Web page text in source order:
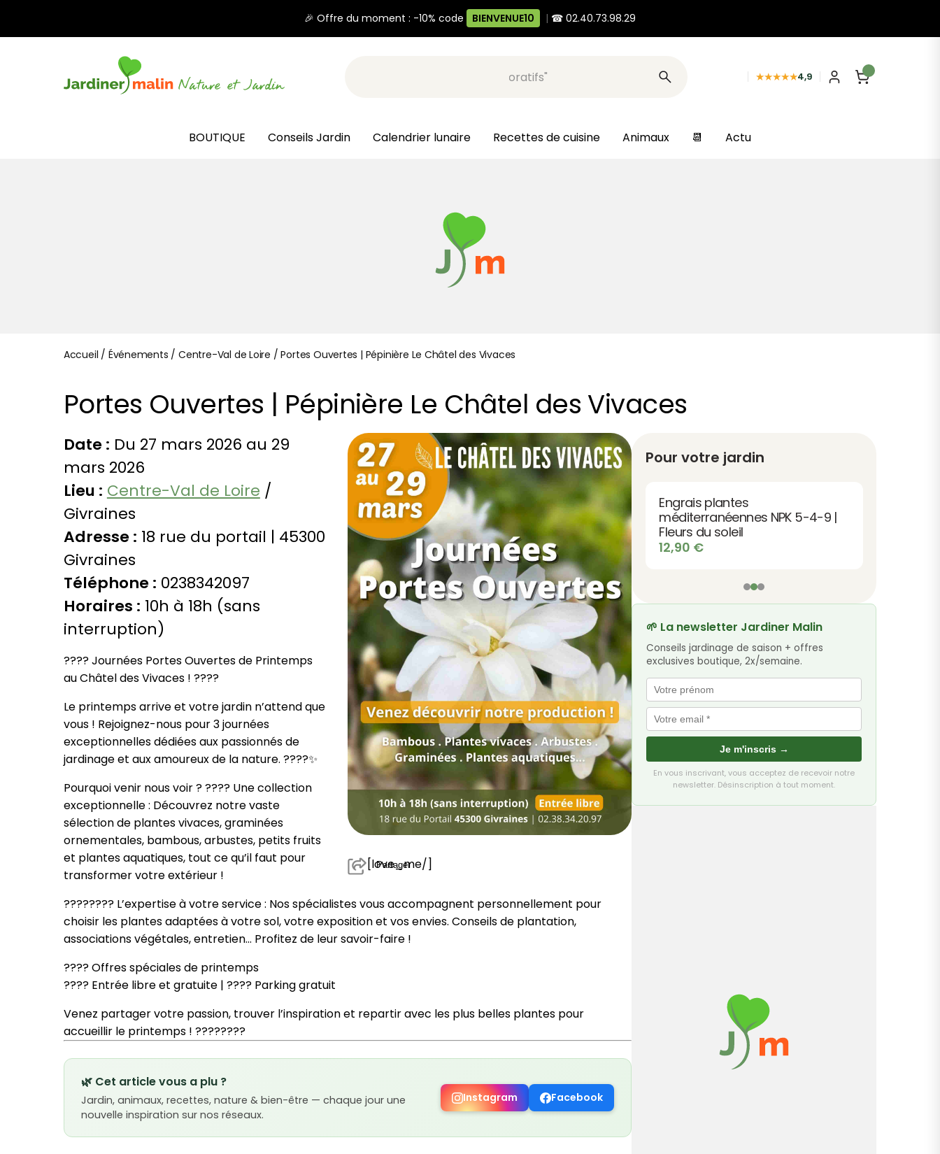
🎉 Offre du moment : -10% code BIENVENUE10 | ☎ 02.40.73.98.29
Recherche, ex: "pots décoratifs" ★★★★★4,9
BOUTIQUE Conseils Jardin Calendrier lunaire Recettes de cuisine Animaux 📆 Actu
Accueil / Événements /Centre-Val de Loire /Portes Ouvertes | Pépinière Le Châtel des Vivaces
Portes Ouvertes | Pépinière Le Châtel des Vivaces
Partager
[love_me/]
Date : Du 27 mars 2026 au 29
mars 2026
Lieu : Centre-Val de Loire /
Givraines
Adresse : 18 rue du portail | 45300
Givraines
Téléphone : 0238342097
Horaires : 10h à 18h (sans
interruption)
???? Journées Portes Ouvertes de Printemps
au Châtel des Vivaces ! ????
Le printemps arrive et votre jardin n’attend que
vous ! Rejoignez-nous pour 3 journées
exceptionnelles dédiées aux passionnés de
jardinage et aux amoureux de la nature. ????✨
Pourquoi venir nous voir ? ???? Une collection
exceptionnelle : Découvrez notre vaste
sélection de plantes vivaces, graminées
ornementales, bambous, arbustes, petits fruits
et plantes aquatiques, tout ce qu’il faut pour
transformer votre extérieur !
????‍???? L’expertise à votre service : Nos spécialistes vous accompagnent personnellement pour
choisir les plantes adaptées à votre sol, votre exposition et vos envies. Conseils de plantation,
associations végétales, entretien… Profitez de leur savoir-faire !
???? Offres spéciales de printemps
????️ Entrée libre et gratuite | ???? Parking gratuit
Venez partager votre passion, trouver l’inspiration et repartir avec les plus belles plantes pour
accueillir le printemps ! ????????
🌿 Cet article vous a plu ?
Jardin, animaux, recettes, nature & bien-être — chaque jour une
nouvelle inspiration sur nos réseaux.
Instagram Facebook
Pour votre jardin
Engrais plantes
méditerranéennes NPK 5-4-9 |
Fleurs du soleil
12,90 €
🌱 La newsletter Jardiner Malin
Conseils jardinage de saison + offres
exclusives boutique, 2x/semaine.
Je m'inscris →
En vous inscrivant, vous acceptez de recevoir notre
newsletter. Désinscription à tout moment.